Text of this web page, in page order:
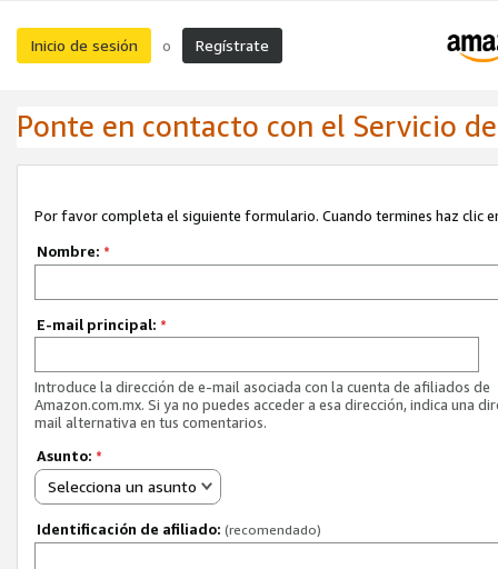
Inicio de sesión o Regístrate
Ponte en contacto con el Servicio
Por favor completa el siguiente formulario. Cuando termines haz clic
Nombre: *
E-mail principal: *
Introduce la dirección de e-mail asociada con la cuenta de afiliados de
Amazon.com.mx. Si ya no puedes acceder a esa dirección, indica una
mail alternativa en tus comentarios.
Asunto: *
Selecciona un asunto
Identificación de afiliado: (recomendado)